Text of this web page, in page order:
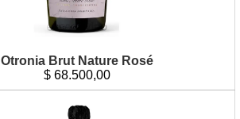
Otronia Brut Nature Rosé
$ 68.500,00